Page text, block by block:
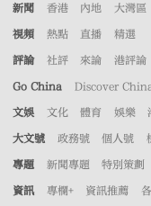
新聞 香港 內地 大灣區
視頻 熱點 直播 精選
評論 社評 來論 港評論
Go China Discover
文娛 文化 體育 娛樂
大文號 政務號 個人號
專題 新聞專題 特別策劃
資訊 專欄+ 資訊推薦